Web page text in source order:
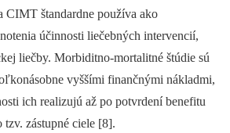
CIMT štandardne používa ako
účinnosti liečebných intervencií,
liečby. Morbiditno-mortalitné štúdie sú
vyššími finančnými nákladmi,
ich realizujú až po potvrdení benefitu
zástupné ciele [8].